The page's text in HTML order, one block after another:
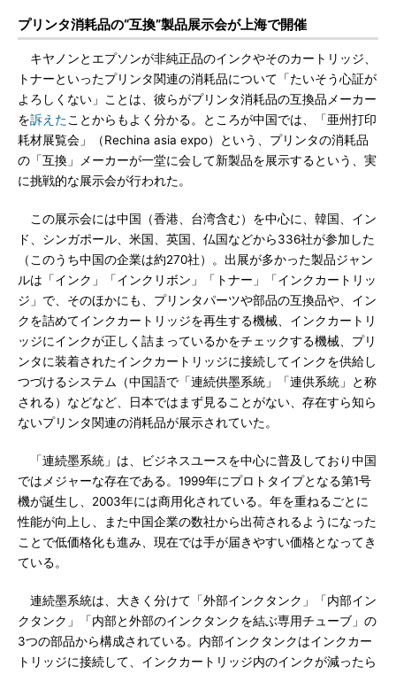
プリンタ消耗品の“互換”製品展示会が上海で開催
キヤノンとエプソンが非純正品のインクやそのカートリッジ、
トナーといったプリンタ関連の消耗品について「たいそう心証が
よろしくない」ことは、彼らがプリンタ消耗品の互換品メーカー
を訴えたことからもよく分かる。ところが中国では、「亜州打印
耗材展覧会」（Rechina asia expo）という、プリンタの消耗品
の「互換」メーカーが一堂に会して新製品を展示するという、実
に挑戦的な展示会が行われた。
この展示会には中国（香港、台湾含む）を中心に、韓国、イン
ド、シンガポール、米国、英国、仏国などから336社が参加した
（このうち中国の企業は約270社）。出展が多かった製品ジャン
ルは「インク」「インクリボン」「トナー」「インクカートリッ
ジ」で、そのほかにも、プリンタパーツや部品の互換品や、イン
クを詰めてインクカートリッジを再生する機械、インクカートリ
ッジにインクが正しく詰まっているかをチェックする機械、プリ
ンタに装着されたインクカートリッジに接続してインクを供給し
つづけるシステム（中国語で「連続供墨系統」「連供系統」と称
される）などなど、日本ではまず見ることがない、存在すら知ら
ないプリンタ関連の消耗品が展示されていた。
「連続墨系統」は、ビジネスユースを中心に普及しており中国
ではメジャーな存在である。1999年にプロトタイプとなる第1号
機が誕生し、2003年には商用化されている。年を重ねるごとに
性能が向上し、また中国企業の数社から出荷されるようになった
ことで低価格化も進み、現在では手が届きやすい価格となってき
ている。
連続墨系統は、大きく分けて「外部インクタンク」「内部イン
クタンク」「内部と外部のインクタンクを結ぶ専用チューブ」の
3つの部品から構成されている。内部インクタンクはインクカー
トリッジに接続して、インクカートリッジ内のインクが減ったら